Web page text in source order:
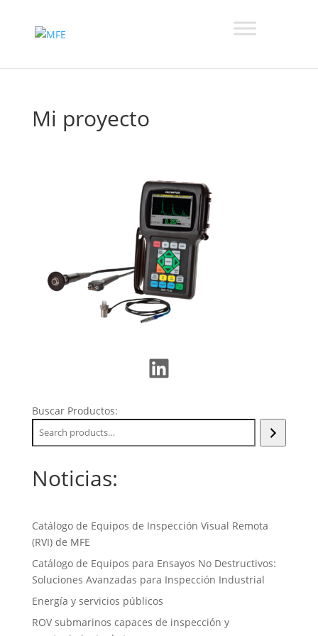
Mi proyecto
LinkedIn
Buscar Productos:
Noticias:
Catálogo de Equipos de Inspección Visual Remota
(RVI) de MFE
Catálogo de Equipos para Ensayos No Destructivos:
Soluciones Avanzadas para Inspección Industrial
Energía y servicios públicos
ROV submarinos capaces de inspección y